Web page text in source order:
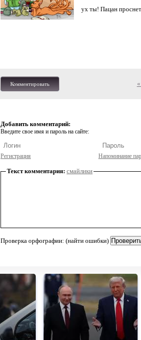
ух ты! Пацан
Комментировать
Добавить комментарий:
Введите свое имя и пароль на сайте:
Регистрация Напоминание
Текст комментария: смайлики
Проверка орфографии: (найти ошибки)